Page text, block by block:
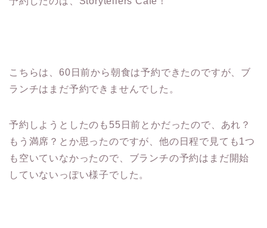
こちらは、60日前から朝食は予約できたのですが、ブ
ランチはまだ予約できませんでした。
予約しようとしたのも55日前とかだったので、あれ？
もう満席？とか思ったのですが、他の日程で見ても1つ
も空いていなかったので、ブランチの予約はまだ開始
していないっぽい様子でした。